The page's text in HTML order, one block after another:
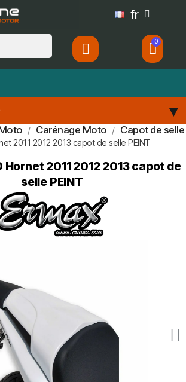
fr
Carénage Moto Capot de selle
2011 2012 2013 capot de selle PEINT
2011 2012 2013 capot de
selle PEINT